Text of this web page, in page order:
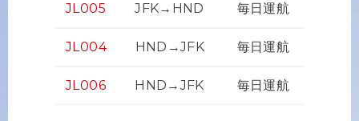
JL005 JFK→HND 毎日運航
JL004 HND→JFK 毎日運航
JL006 HND→JFK 毎日運航